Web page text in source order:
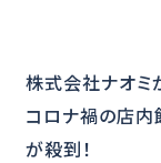
株式会社ナオミ
コロナ禍の店
が殺到！